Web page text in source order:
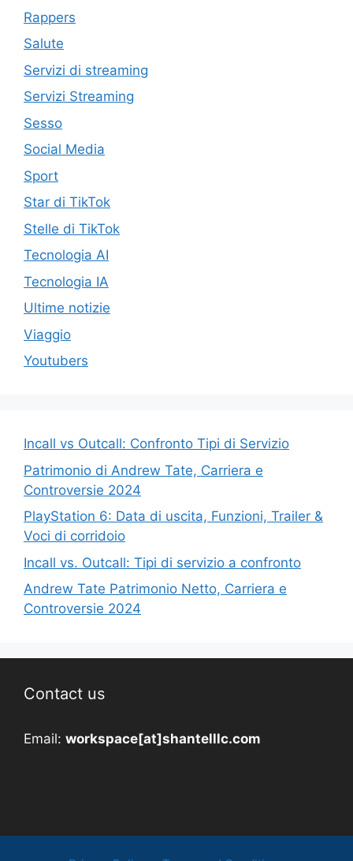
Rappers
Salute
Servizi di streaming
Servizi Streaming
Sesso
Social Media
Sport
Star di TikTok
Stelle di TikTok
Tecnologia AI
Tecnologia IA
Ultime notizie
Viaggio
Youtubers
Incall vs Outcall: Confronto Tipi di Servizio
Patrimonio di Andrew Tate, Carriera e
Controversie 2024
PlayStation 6: Data di uscita, Funzioni, Trailer &
Voci di corridoio
Incall vs. Outcall: Tipi di servizio a confronto
Andrew Tate Patrimonio Netto, Carriera e
Controversie 2024
Contact us
Email: workspace[at]shantelllc.com